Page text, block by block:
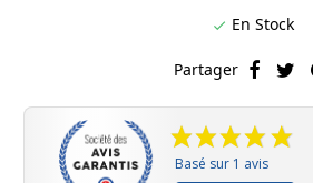
 En Stock
Partager
Basé sur 1 avis